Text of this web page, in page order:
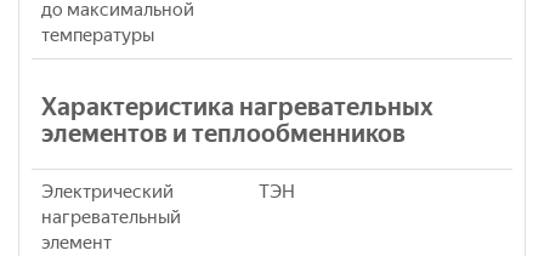
до максимальной
температуры
Характеристика нагревательных
элементов и теплообменников
Электрический
нагревательный
элемент
ТЭН